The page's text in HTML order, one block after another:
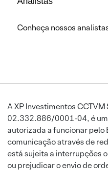
Conheça nossos
A XP Investimentos CCTVM
02.332.886/0001-04, é
autorizada a funcionar pelo
comunicação através de
está sujeita a interrupções
ou prejudicar o envio de